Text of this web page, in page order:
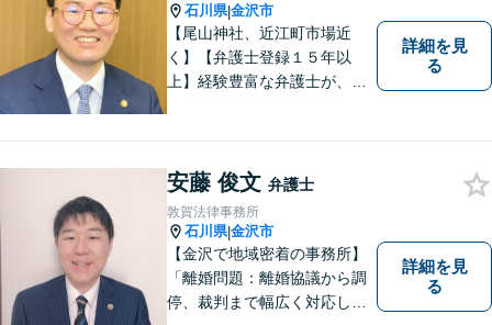
石川県|金沢市
【尾山神社、近江町市場近
く】【弁護士登録１５年以
上】経験豊富な弁護士が、誠
詳細を見
る
安藤 俊文 弁護士
敦賀法律事務所
石川県|金沢市
【金沢で地域密着の事務所】
「離婚問題：離婚協議から調
停、裁判まで幅広く対応し、
詳細を見
る